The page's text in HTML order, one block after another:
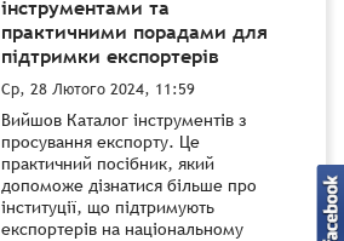
інструментами та
практичними порадами для
підтримки експортерів
Ср, 28 Лютого 2024, 11:59
Вийшов Каталог інструментів з
просування експорту. Це
практичний посібник, який
допоможе дізнатися більше про
інституції, що підтримують
експортерів на національному